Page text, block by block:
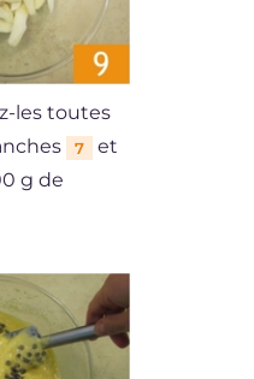
les toutes
7
et
g de